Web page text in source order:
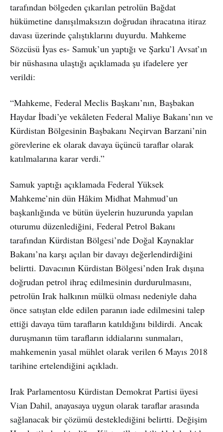
tarafından bölgeden çıkarılan petrolün Bağdat
hükümetine danışılmaksızın doğrudan ihracatına itiraz
davası üzerinde çalıştıklarını duyurdu. Mahkeme
Sözcüsü İyas es- Samuk’un yaptığı ve Şarku’l Avsat’ın
bir nüshasına ulaştığı açıklamada şu ifadelere yer
verildi:
“Mahkeme, Federal Meclis Başkanı’nın, Başbakan
Haydar İbadi’ye vekâleten Federal Maliye Bakanı’nın ve
Kürdistan Bölgesinin Başbakanı Neçirvan Barzani’nin
görevlerine ek olarak davaya üçüncü taraflar olarak
katılmalarına karar verdi.”
Samuk yaptığı açıklamada Federal Yüksek
Mahkeme’nin dün Hâkim Midhat Mahmud’un
başkanlığında ve bütün üyelerin huzurunda yapılan
oturumu düzenlediğini, Federal Petrol Bakanı
tarafından Kürdistan Bölgesi’nde Doğal Kaynaklar
Bakanı’na karşı açılan bir davayı değerlendirdiğini
belirtti. Davacının Kürdistan Bölgesi’nden Irak dışına
doğrudan petrol ihraç edilmesinin durdurulmasını,
petrolün Irak halkının mülkü olması nedeniyle daha
önce satıştan elde edilen paranın iade edilmesini talep
ettiği davaya tüm tarafların katıldığını bildirdi. Ancak
duruşmanın tüm tarafların iddialarını sunmaları,
mahkemenin yasal mühlet olarak verilen 6 Mayıs 2018
tarihine ertelendiğini açıkladı.
Irak Parlamentosu Kürdistan Demokrat Partisi üyesi
Vian Dahil, anayasaya uygun olarak taraflar arasında
sağlanacak bir çözümü desteklediğini belirtti. Değişim